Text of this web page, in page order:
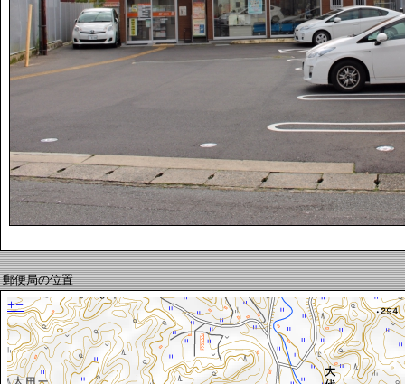
郵便局の位置